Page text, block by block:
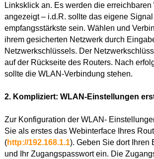
Linksklick an. Es werden die
angezeigt – i.d.R. sollte das eigene
empfangsstärkste sein. Wählen und
ihrem gesicherten Netzwerk durch
Netzwerkschlüssels. Der
auf der Rückseite des Routers. Nach
sollte die WLAN-Verbindung stehen.
2. Kompliziert: WLAN-Einstellungen
Zur Konfiguration der WLAN-
Sie als erstes das Webinterface Ihres
(http://192.168.1.1). Geben Sie dort Ihren
und Ihr Zugangspasswort ein. Die